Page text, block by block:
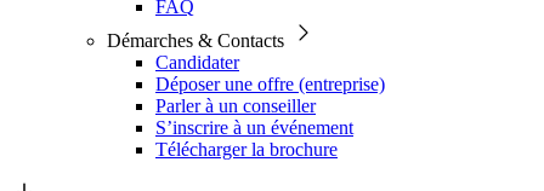
FAQ
Démarches & Contacts
Candidater
Déposer une offre (entreprise)
Parler à un conseiller
S’inscrire à un événement
Télécharger la brochure